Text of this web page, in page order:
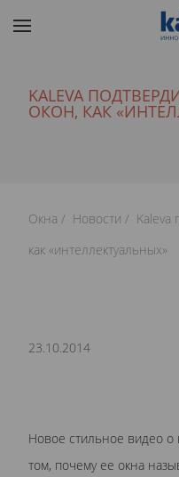
KALEVA
ОКОН, КАК
Окна Новости
Kaleva
как «интеллектуальных»
23.10.2014
Новое стильное видео о
том, почему ее окна